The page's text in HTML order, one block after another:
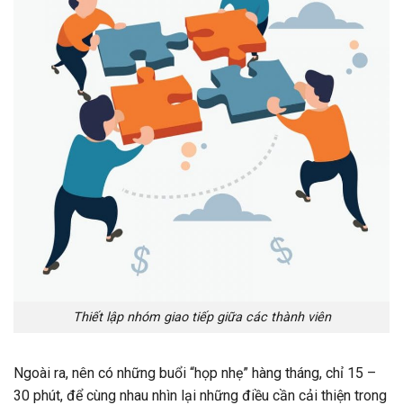
Thiết lập nhóm giao tiếp giữa các thành viên
Ngoài ra, nên có những buổi “họp nhẹ” hàng tháng, chỉ 15 –
30 phút, để cùng nhau nhìn lại những điều cần cải thiện trong